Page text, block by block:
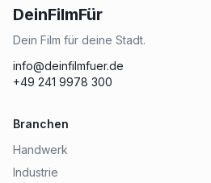
DeinFilmFür
Dein Film für deine Stadt.
info@deinfilmfuer.de
+49 241 9978 300
Branchen
Handwerk
Industrie